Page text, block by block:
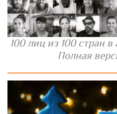
100 лиц из 100 стран
Полная